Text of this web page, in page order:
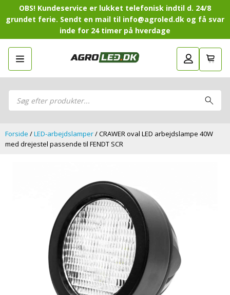
OBS! Kundeservice er lukket telefonisk indtil d. 24/8
grundet ferie. Sendt en mail til info@agroled.dk og få svar
inde for 24 timer på hverdage
Products
search
LED-Guide
Sammensæt din egen LED-pakke.
LED-arbejdslamper
LED-barer og fjernlys
LED-baglygter
LED-rotorblink og blitzblink
LED-Belysningssæt
LED-sprøjtebelysning
LED-fordelspakker til traktorer
LED-armaturer og LED-værkstedslys
Stik, kabelbindere og relæer til traktor
og landbrug
Gå tilbage
LED-
Sammensæt din egen LED-
LED-arbejdslamper
LED-barer og fjernlys
LED-baglygter
LED-rotorblink og blitzblink
LED-Belysningssæt
LED-sprøjtebelysning
LED-fordelspakker til traktorer
LED-armaturer og LED-værkstedslys
Stik, kabelbindere og relæer til traktor og
Forside /LED-arbejdslamper/ CRAWER oval LED arbejdslampe 40W
med drejestel passende til FENDT SCR